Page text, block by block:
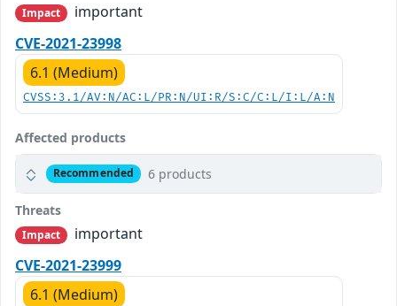
Impact
important
CVE-2021-23998
6.1 (Medium)
CVSS:3.1/AV:N/AC:L/PR:N/UI:R/S:C/C:L/I:L/A:N
Affected products
Recommended 6 products
Threats
Impact
important
CVE-2021-23999
6.1 (Medium)